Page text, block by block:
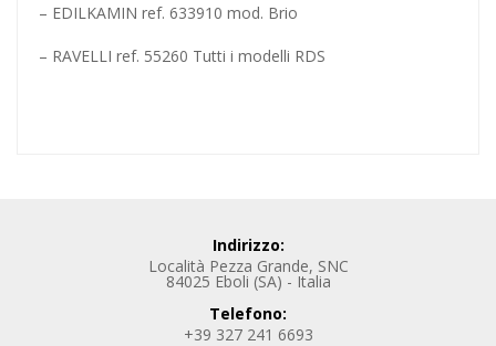
– EDILKAMIN ref. 633910 mod. Brio
– RAVELLI ref. 55260 Tutti i modelli RDS
Indirizzo:
Località Pezza Grande, SNC
84025 Eboli (SA) - Italia
Telefono:
+39 327 241 6693